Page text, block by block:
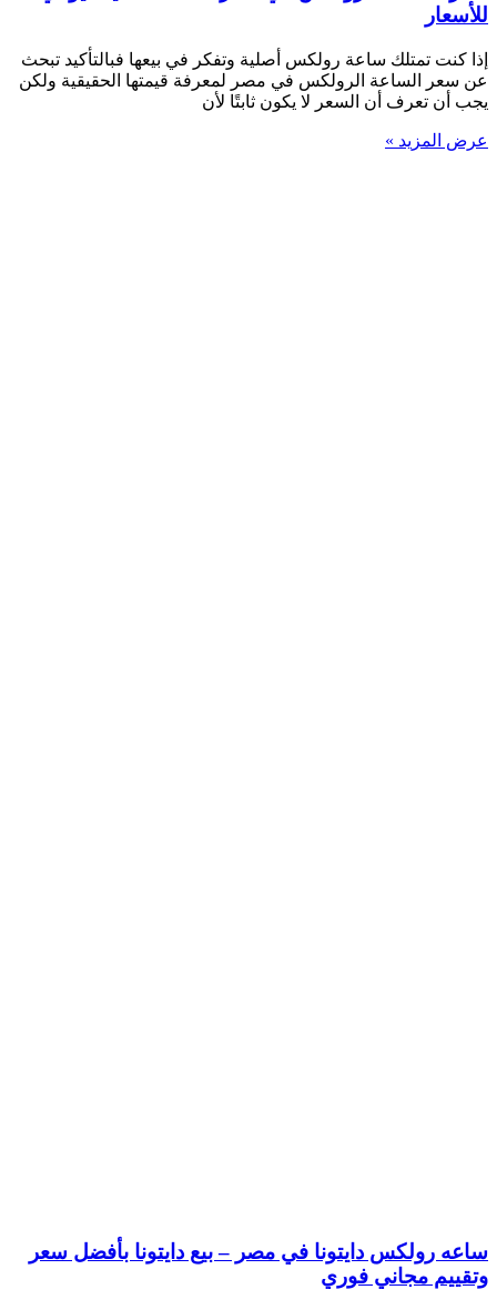
للأسعار
إذا كنت تمتلك ساعة رولكس أصلية وتفكر في بيعها فبالتأكيد تبحث
عن سعر الساعة الرولكس في مصر لمعرفة قيمتها الحقيقية ولكن
يجب أن تعرف أن السعر لا يكون ثابتًا لأن
عرض المزيد »
ساعه رولكس دايتونا في مصر – بيع دايتونا بأفضل سعر
وتقييم مجاني فوري